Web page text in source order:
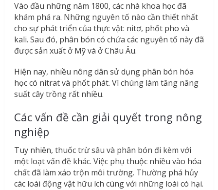
Vào đầu những năm 1800, các nhà khoa học đã
khám phá ra. Những nguyên tố nào cần thiết nhất
cho sự phát triển của thực vật: nitơ, phốt pho và
kali. Sau đó, phân bón có chứa các nguyên tố này đã
được sản xuất ở Mỹ và ở Châu Âu.
Hiện nay, nhiều nông dân sử dụng phân bón hóa
học có nitrat và phốt phát. Vì chúng làm tăng năng
suất cây trồng rất nhiều.
Các vấn đề cần giải quyết trong nông
nghiệp
Tuy nhiên, thuốc trừ sâu và phân bón đi kèm với
một loạt vấn đề khác. Việc phụ thuộc nhiều vào hóa
chất đã làm xáo trộn môi trường. Thường phá hủy
các loài động vật hữu ích cùng với những loài có hại.